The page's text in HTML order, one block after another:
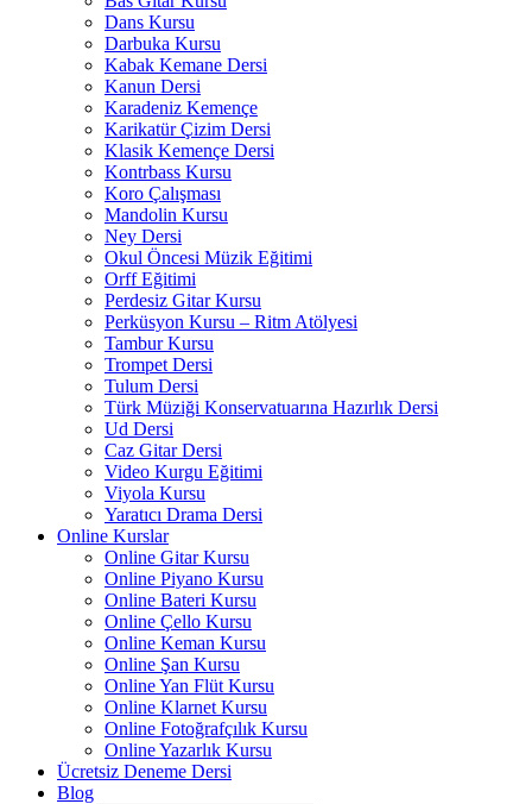
Dans Kursu
Darbuka Kursu
Kabak Kemane Dersi
Kanun Dersi
Karadeniz Kemençe
Karikatür Çizim Dersi
Klasik Kemençe Dersi
Kontrbass Kursu
Koro Çalışması
Mandolin Kursu
Ney Dersi
Okul Öncesi Müzik Eğitimi
Orff Eğitimi
Perdesiz Gitar Kursu
Perküsyon Kursu – Ritm Atölyesi
Tambur Kursu
Trompet Dersi
Tulum Dersi
Türk Müziği Konservatuarına Hazırlık Dersi
Ud Dersi
Caz Gitar Dersi
Video Kurgu Eğitimi
Viyola Kursu
Yaratıcı Drama Dersi
Online Kurslar
Online Gitar Kursu
Online Piyano Kursu
Online Bateri Kursu
Online Çello Kursu
Online Keman Kursu
Online Şan Kursu
Online Yan Flüt Kursu
Online Klarnet Kursu
Online Fotoğrafçılık Kursu
Online Yazarlık Kursu
Ücretsiz Deneme Dersi
Blog